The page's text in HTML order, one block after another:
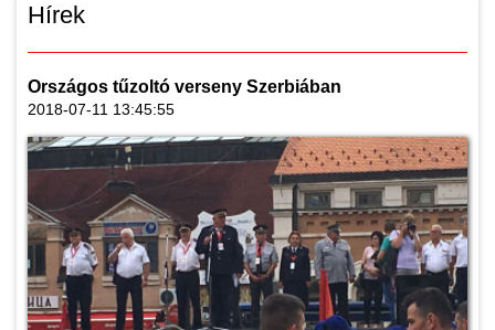
Hírek
Országos tűzoltó verseny Szerbiában
2018-07-11 13:45:55